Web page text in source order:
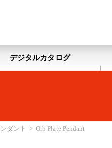
スレイ
デジタルカタログ
ダント > Orb Plate Pendant